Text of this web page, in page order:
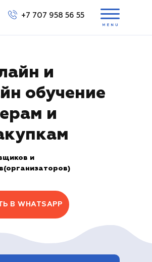
+7 707 958 56 55
и
обучение
и
и
В WHATSAPP